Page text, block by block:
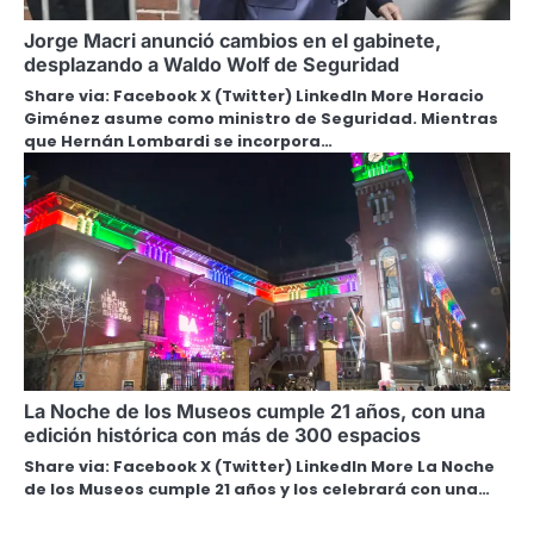
Jorge Macri anunció cambios en el gabinete,
desplazando a Waldo Wolf de Seguridad
Share via: Facebook X (Twitter) LinkedIn More Horacio
Giménez asume como ministro de Seguridad. Mientras
que Hernán Lombardi se incorpora…
La Noche de los Museos cumple 21 años, con una
edición histórica con más de 300 espacios
Share via: Facebook X (Twitter) LinkedIn More La Noche
de los Museos cumple 21 años y los celebrará con una…